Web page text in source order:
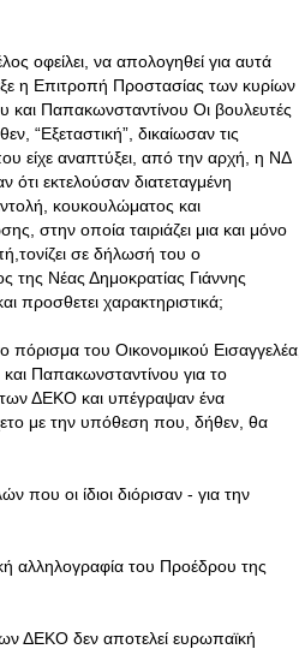
οφείλει, να απολογηθεί για αυτά
η Επιτροπή Προστασίας των κυρίων
και Παπακωνσταντίνου Οι βουλευτές
“Εξεταστική”, δικαίωσαν τις
είχε αναπτύξει, από την αρχή, η ΝΔ
ότι εκτελούσαν διατεταγμένη
κουκουλώματος και
στην οποία ταιριάζει μια και μόνο
σε δήλωσή του ο
της Νέας Δημοκρατίας Γιάννης
προσθετει χαρακτηριστικά;
πόρισμα του Οικονομικού Εισαγγελέα,
Παπακωνσταντίνου για το
των ΔΕΚΟ και υπέγραψαν ένα
με την υπόθεση που, δήθεν, θα
που οι ίδιοι διόρισαν - για την
αλληλογραφία του Προέδρου της
ΔΕΚΟ δεν αποτελεί ευρωπαϊκή